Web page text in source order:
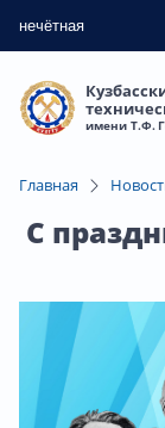
нечётная
имени Т.Ф.
Главная
С